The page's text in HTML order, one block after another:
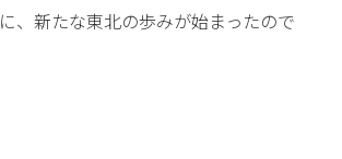
、新たな東北の歩みが始まったので